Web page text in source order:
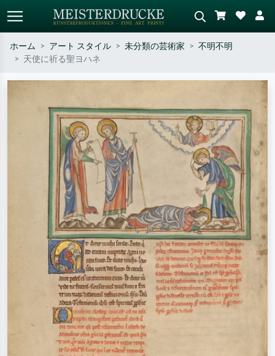
斎の波、ヌード。
緑の草原、赤の多い抽象画、暗い
油絵、木のそばの立ち姿のヌー
ド。
ホーム アート スタイル 未分類の芸術家
不明不明
天使に祈る聖ヨハネ